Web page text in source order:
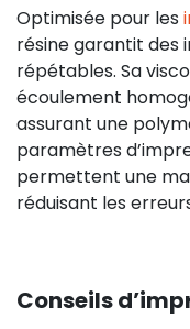
Optimisée pour les
résine garantit des
répétables. Sa
écoulement
assurant une
paramètres
permettent une
réduisant les
Conseils